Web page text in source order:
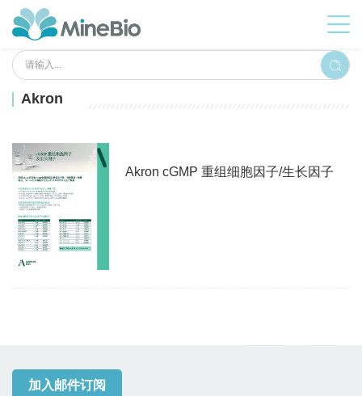
Akron
Akron cGMP 重组细胞因子/生长因子
加入邮件订阅